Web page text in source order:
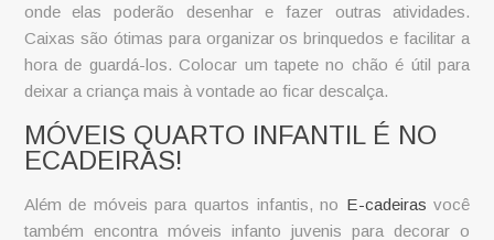
onde elas poderão desenhar e fazer outras atividades.
Caixas são ótimas para organizar os brinquedos e facilitar a
hora de guardá-los. Colocar um tapete no chão é útil para
deixar a criança mais à vontade ao ficar descalça.
MÓVEIS QUARTO INFANTIL É NO
ECADEIRAS!
Além de móveis para quartos infantis, no E-cadeiras você
também encontra móveis infanto juvenis para decorar o